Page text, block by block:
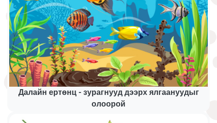
Далайн ертөнц - зурагнууд дээрх ялгаануудыг
олоорой